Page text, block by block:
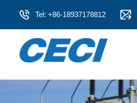
Tel: +86-18937178812